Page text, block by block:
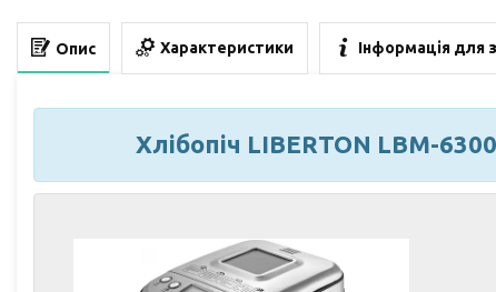
Опис Характеристики Інформація для
Хлібопіч LIBERTON LBM-